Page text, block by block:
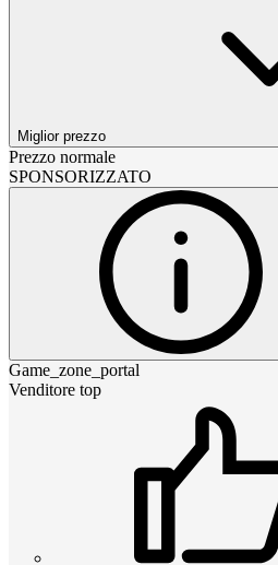
Miglior prezzo
Prezzo normale
SPONSORIZZATO
Game_zone_portal
Venditore top